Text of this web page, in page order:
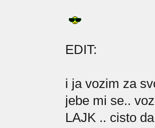
EDIT:
i ja vozim za
jebe mi se..
LAJK .. cisto